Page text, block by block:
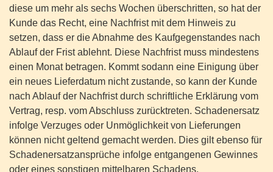
diese um mehr als sechs Wochen überschritten, so hat der
Kunde das Recht, eine Nachfrist mit dem Hinweis zu
setzen, dass er die Abnahme des Kaufgegenstandes nach
Ablauf der Frist ablehnt. Diese Nachfrist muss mindestens
einen Monat betragen. Kommt sodann eine Einigung über
ein neues Lieferdatum nicht zustande, so kann der Kunde
nach Ablauf der Nachfrist durch schriftliche Erklärung vom
Vertrag, resp. vom Abschluss zurücktreten. Schadenersatz
infolge Verzuges oder Unmöglichkeit von Lieferungen
können nicht geltend gemacht werden. Dies gilt ebenso für
Schadenersatzansprüche infolge entgangenen Gewinnes
oder eines sonstigen mittelbaren Schadens.